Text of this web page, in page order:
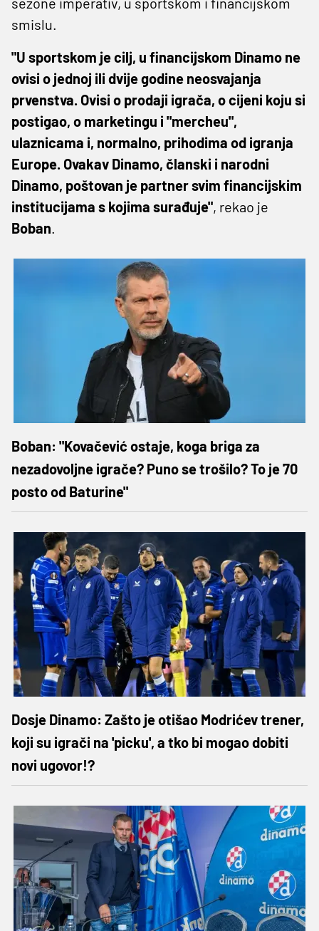
smislu.
"U sportskom je cilj, u financijskom Dinamo ne
ovisi o jednoj ili dvije godine neosvajanja
prvenstva. Ovisi o prodaji igrača, o cijeni koju si
postigao, o marketingu i "mercheu",
ulaznicama i, normalno, prihodima od igranja
Europe. Ovakav Dinamo, članski i narodni
Dinamo, poštovan je partner svim financijskim
institucijama s kojima surađuje", rekao je
Boban.
Boban: "Kovačević ostaje, koga briga za
nezadovoljne igrače? Puno se trošilo? To je 70
posto od Baturine"
Dosje Dinamo: Zašto je otišao Modrićev trener,
koji su igrači na 'picku', a tko bi mogao dobiti
novi ugovor!?